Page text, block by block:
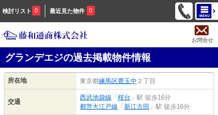
検討リスト 0 最近見た物件 0
お問合せ
グランデエジの過去掲載物件情報
所在地 東京都練馬区豊玉中 ２丁目
交通
西武池袋線 「 桜台 」駅 徒歩16分
都営大江戸線 「 新江古田 」駅 徒歩16分